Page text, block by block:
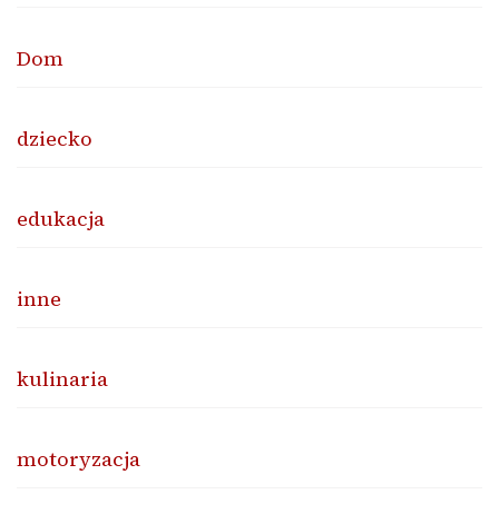
Dom
dziecko
edukacja
inne
kulinaria
motoryzacja